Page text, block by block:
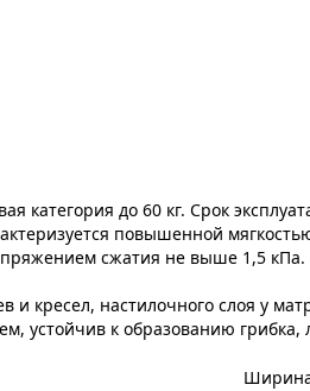
до 60 кг. Срок
повышенной
сжатия не выше 1,5
кресел, настилочного слоя у
устойчив к образованию